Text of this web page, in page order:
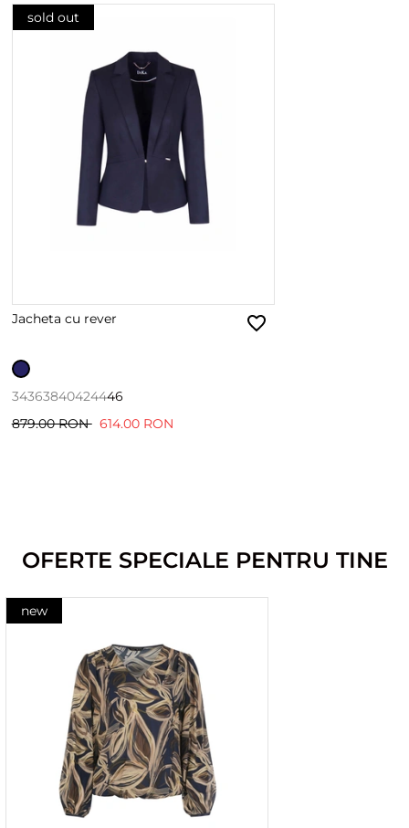
sold out
Jacheta cu rever
34363840424446
879.00 RON 614.00 RON
OFERTE SPECIALE PENTRU TINE
new